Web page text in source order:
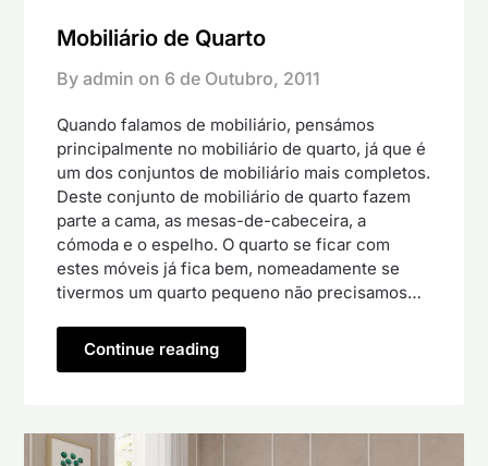
Mobiliário de Quarto
By admin on 6 de Outubro, 2011
Quando falamos de mobiliário, pensámos
principalmente no mobiliário de quarto, já que é
um dos conjuntos de mobiliário mais completos.
Deste conjunto de mobiliário de quarto fazem
parte a cama, as mesas-de-cabeceira, a
cómoda e o espelho. O quarto se ficar com
estes móveis já fica bem, nomeadamente se
tivermos um quarto pequeno não precisamos…
Continue reading